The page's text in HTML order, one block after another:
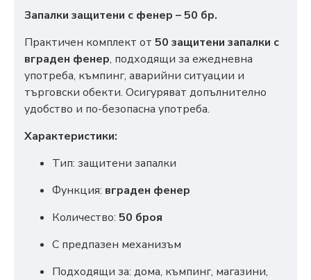
Запалки защитени с фенер – 50 бр.
Практичен комплект от 50 защитени запалки с
вграден фенер, подходящи за ежедневна
употреба, къмпинг, аварийни ситуации и
търговски обекти. Осигуряват допълнително
удобство и по-безопасна употреба.
Характеристики:
Тип: защитени запалки
Функция: вграден фенер
Количество: 50 броя
С предпазен механизъм
Подходящи за: дома, къмпинг, магазини,